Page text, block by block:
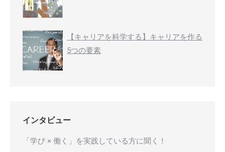
【キャリアを科学する】キャリアを作る
5つの要素
インタビュー
「学び × 働く」を実践している方に聞く！